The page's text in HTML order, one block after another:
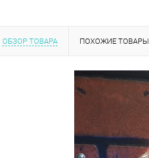
ОБЗОР ТОВАРА ПОХОЖИЕ ТОВАРЫ